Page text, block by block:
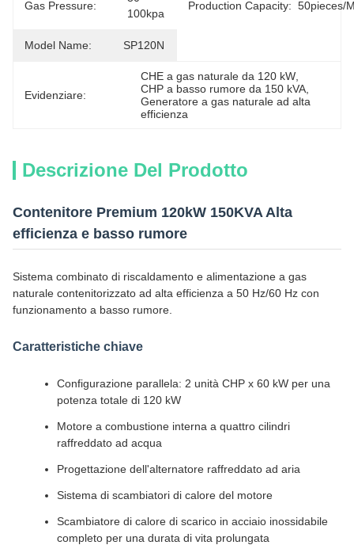
Gas Pressure:
100kpa
Production Capacity: 50pieces/
Model Name: SP120N
Evidenziare:
CHE a gas naturale da 120 kW
CHP a basso rumore da 150 kVA
Generatore a gas naturale ad alta
efficienza
Descrizione Del Prodotto
Contenitore Premium 120kW 150KVA Alta
efficienza e basso rumore
Sistema combinato di riscaldamento e alimentazione a gas
naturale contenitorizzato ad alta efficienza a 50 Hz/60 Hz con
funzionamento a basso rumore.
Caratteristiche chiave
Configurazione parallela: 2 unità CHP x 60 kW per una
potenza totale di 120 kW
Motore a combustione interna a quattro cilindri
raffreddato ad acqua
Progettazione dell'alternatore raffreddato ad aria
Sistema di scambiatori di calore del motore
Scambiatore di calore di scarico in acciaio inossidabile
completo per una durata di vita prolungata